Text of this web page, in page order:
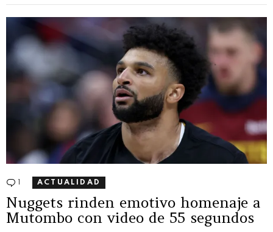
1 Comentario
ACTUALIDAD
Nuggets rinden emotivo homenaje a
Mutombo con video de 55 segundos